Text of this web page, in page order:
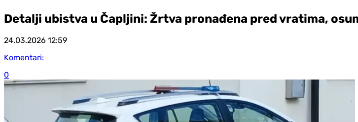
Detalji ubistva u Čapljini: Žrtva pronađena pred vratima,
24.03.2026 12:59
Komentari:
0